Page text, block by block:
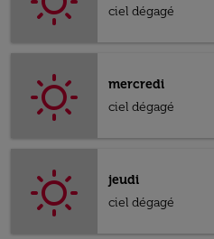
ciel dégagé
mercredi
ciel dégagé
jeudi
ciel dégagé